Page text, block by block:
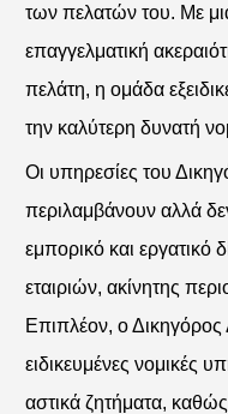
των πελατών του. Με
επαγγελματική
πελάτη, η ομάδα
την καλύτερη δυνατή
Οι υπηρεσίες του
περιλαμβάνουν αλλά
εμπορικό και εργατικό
εταιριών, ακίνητης
Επιπλέον, ο Δικηγόρος
ειδικευμένες νομικές
αστικά ζητήματα, καθώς